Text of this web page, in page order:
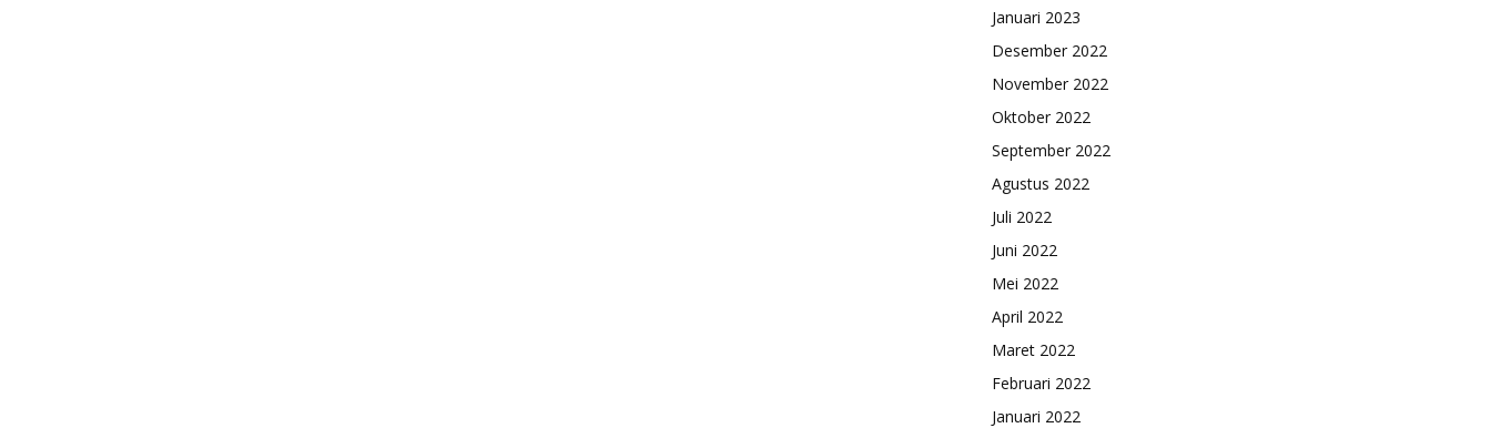
Januari 2023
Desember 2022
November 2022
Oktober 2022
September 2022
Agustus 2022
Juli 2022
Juni 2022
Mei 2022
April 2022
Maret 2022
Februari 2022
Januari 2022